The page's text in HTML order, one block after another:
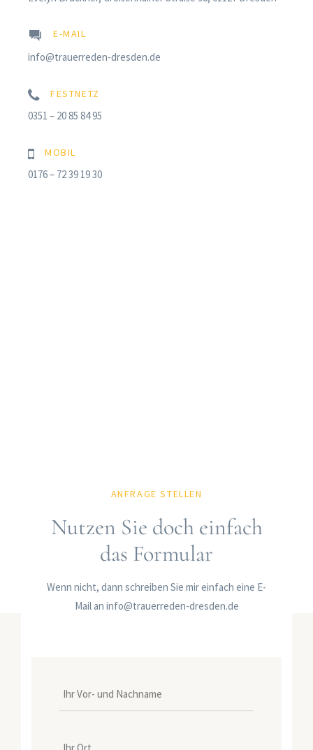
E-MAIL
info@trauerreden-dresden.de
FESTNETZ
0351 – 20 85 84 95
MOBIL
0176 – 72 39 19 30
ANFRAGE STELLEN
Nutzen Sie doch einfach
das Formular
Wenn nicht, dann schreiben Sie mir einfach eine E-
Mail an info@trauerreden-dresden.de